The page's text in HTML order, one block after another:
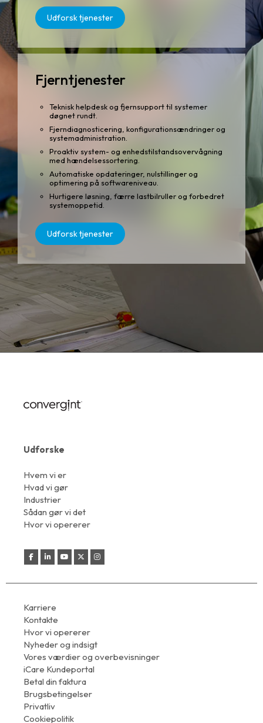
Udforsk tjenester
Fjerntjenester
Teknisk helpdesk og fjernsupport til systemer
døgnet rundt.
Fjerndiagnosticering, konfigurationsændringer og
systemadministration.
Proaktiv system- og enhedstilstandsovervågning
med hændelsessortering.
Automatiske opdateringer, nulstillinger og
optimering på softwareniveau.
Hurtigere løsning, færre lastbilruller og forbedret
systemoppetid.
Udforsk tjenester
Udforske
Hvem vi er
Hvad vi gør
Industrier
Sådan gør vi det
Hvor vi opererer
Karriere
Kontakte
Hvor vi opererer
Nyheder og indsigt
Vores værdier og overbevisninger
iCare Kundeportal
Betal din faktura
Brugsbetingelser
Privatliv
Cookiepolitik